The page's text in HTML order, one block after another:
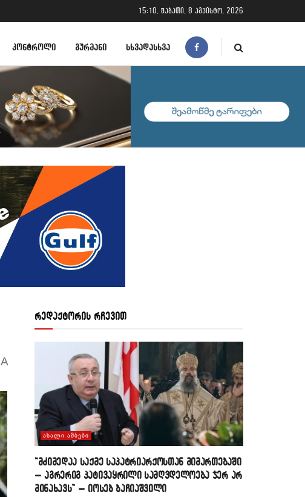
15:10, შაბათი, 8 აგვისტო, 2026
ᲙᲝᲜᲢᲠᲝᲚᲘ ᲒᲣᲠᲛᲐᲜᲘ ᲡᲮᲕᲐᲓᲐᲡᲮᲕᲐ
A
რედაქტორის რჩევით
ᲐᲮᲐᲚᲘ ᲐᲛᲑᲔᲑᲘ
“მძიმედაა საქმე საპატრიარქოსთან მიმართებაში
– აგრერიგ პატივაყრილი სამღვდელოება ჯერ არ
მინახავს” – იოსებ ბაჩიაშვილი